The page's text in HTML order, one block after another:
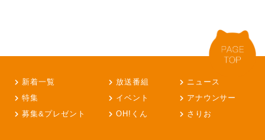
新着一覧 放送番組
ニュース
特集
イベント
アナウンサー
募集&プレゼント
OH!くん さりお